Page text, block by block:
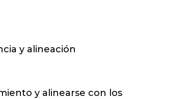
y alineación
y alinearse con los